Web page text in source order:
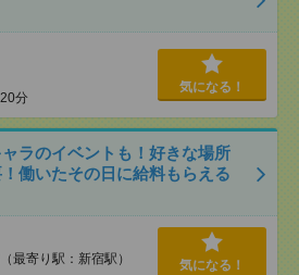
分
気になる！
ラのイベントも！好きな場所
働いたその日に給料もらえる
最寄り駅：新宿駅） 気になる！